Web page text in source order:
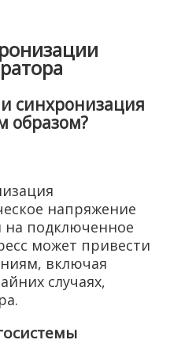
синхронизация
образом?
напряжение
на подключенное
может привести
включая
случаях,